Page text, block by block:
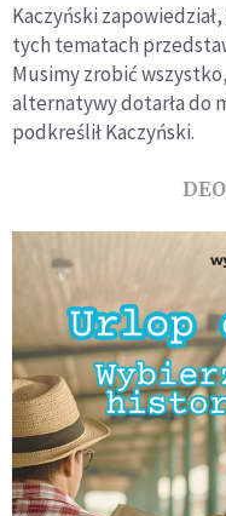
Kaczyński
tych tematach
Musimy zrobić
alternatywy dotarła do
podkreślił Kaczyński.